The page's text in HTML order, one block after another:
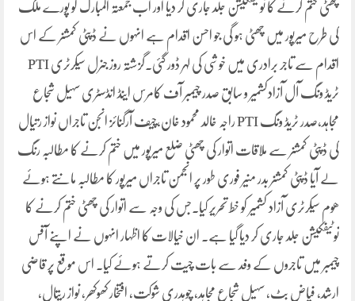
چھٹی ختم کرنے کا نوٹیفکیشن جلد جاری کر دیا اور اب جمعتہ المبارک کو پورے ملک
کی طرح میرپور میں چھٹی ہو گی جو احسن اقدام ہے انہوں نے ڈپٹی کمشنر کے اس
اقدام سے تاجر برادری میں خوشی کی لہر ڈور گئی۔گزشتہ روز جنرل سیکرٹری PTI
ٹریڈ ونگ آل آزادکشمیر و سابق صدر چیمبر آف کامرس اینڈ انڈسٹری سہیل شجاع
مجاہد،صدر ٹریڈ ونگ PTI راجہ خالد محمود خان،چیف آرگنائز انجن تاجراں نواز رتیال
کی ڈپٹی کمشنر سے ملاقات اتوار کی چھٹی ضلع میرپور میں ختم کرنے کا مطالبہ رنگ
لے آیا ڈپٹی کمشنر بدر منیر فوری طور پر انجمن تاجراں میرپور کا مطالبہ مانتے ہوئے
ھوم سیکرٹری آزاد کشمیر کو خط تحریر کیا۔جس کی وجہ سے اتوار کی چھٹی ختم کرنے کا
نوٹیفکیشن جلد جاری کر دیا گیا ہے۔ ان خیالات کا اظہار انہوں نے اپنے آفس
چیمبر میں تاجروں کے وفد سے بات چیت کرتے ہوئے کیا۔ اس موقع پر قاضی
ارشد، فیاض بٹ، سہیل شجاع مجاہد، چوہدری شوکت، افتخار کھوکھر، نواز ریتال،